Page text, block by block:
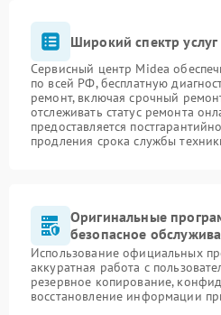
Широкий спектр услуг
Сервисный центр Midea
по всей РФ, бесплатную
ремонт, включая срочный
отслеживать статус ремонта
предоставляется
продления срока службы
Оригинальные
безопасное
Использование официальных
аккуратная работа с
резервное копирование,
восстановление информации